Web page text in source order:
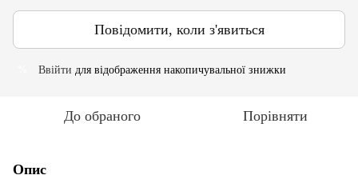
Повідомити, коли з'явиться
Ввійти для відображення накопичувальної знижки
До обраного Порівняти
Опис